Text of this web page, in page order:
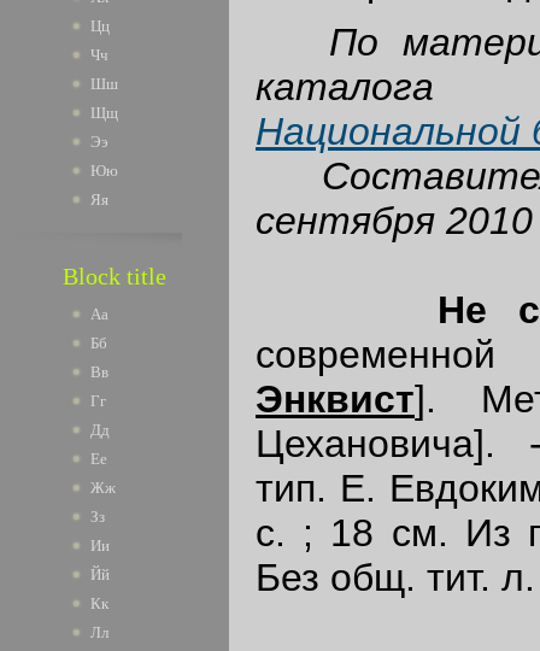
Цц
Чч
Шш
Щщ
Ээ
Юю
Яя
Block title
Аа
Бб
Вв
Гг
Дд
Ее
Жж
Зз
Ии
Йй
Кк
Лл
По
Национальной
сентября 2010
Не
Энквист].
Цехановича].
тип. Е.
с. ; 18 см. Из
Без общ. тит. л.